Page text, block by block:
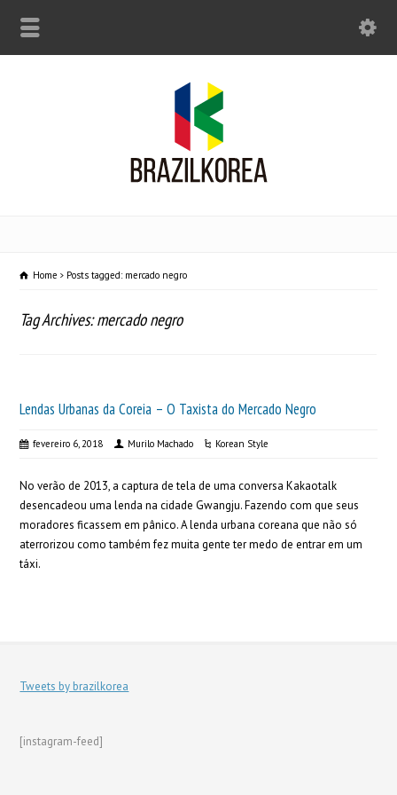
Home Posts tagged: mercado negro
Tag Archives: mercado negro
Lendas Urbanas da Coreia – O Taxista do Mercado Negro
fevereiro 6, 2018 Murilo Machado Korean Style
No verão de 2013, a captura de tela de uma conversa Kakaotalk
desencadeou uma lenda na cidade Gwangju. Fazendo com que seus
moradores ficassem em pânico. A lenda urbana coreana que não só
aterrorizou como também fez muita gente ter medo de entrar em um
táxi.
Tweets by brazilkorea
[instagram-feed]